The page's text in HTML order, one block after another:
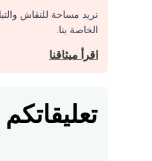
نريد مساحة للنقاش
الخاصة بنا.
اقرأ ميثاقنا
تعليقاتكم